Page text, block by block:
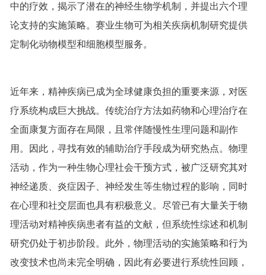
中的疗效，揭示了潜在的神经生物学机制，并提出六个理
论支持的实施策略。赛业生物可为相关疾病机制研究提供
定制化动物模型和细胞模型服务。
近年来，精神疾病已成为全球健康负担的重要来源，对医
疗系统构成巨大挑战。传统治疗方法如药物和心理治疗在
全面康复方面存在局限，且常伴随慢性生理问题和副作
用。因此，寻找有效的辅助治疗手段成为研究热点。物理
活动，作为一种生物心理社会干预方式，被广泛研究其对
神经递质、炎症因子、神经发生等生物过程的影响，同时
在心理和社交层面也具有积极意义。尽管已有大量关于物
理活动对精神疾病患者有益的文献，但系统性综述和机制
研究仍处于初步阶段。此外，物理活动的实施策略和行为
改变技术也尚未完全明确，因此有必要进行系统性回顾，